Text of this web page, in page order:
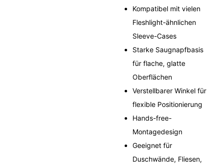
Kompatibel mit vielen
Fleshlight-ähnlichen
Sleeve-Cases
Starke Saugnapfbasis
für flache, glatte
Oberflächen
Verstellbarer Winkel für
flexible Positionierung
Hands-free-
Montagedesign
Geeignet für
Duschwände, Fliesen,